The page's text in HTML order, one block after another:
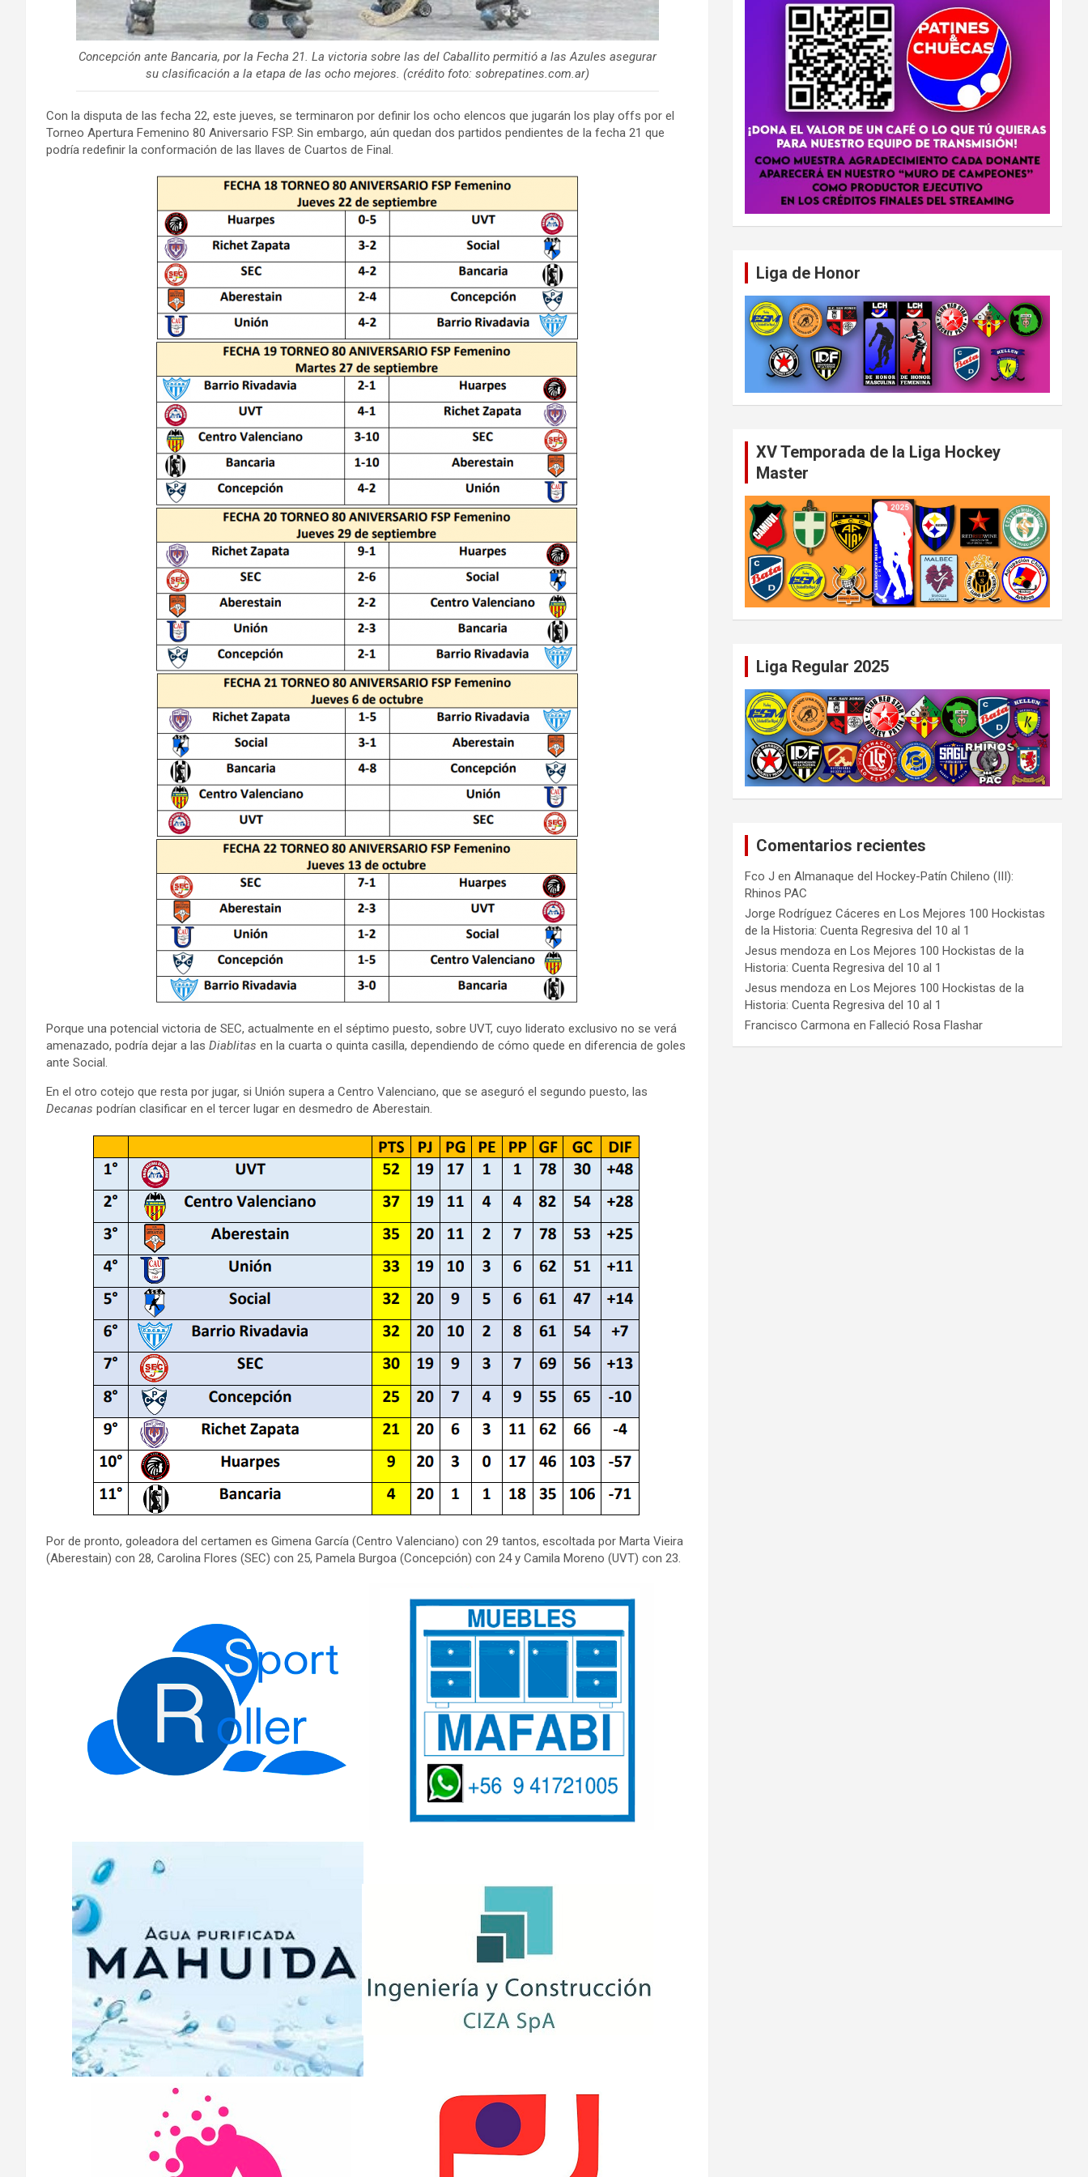
Concepción ante Bancaria, por la Fecha 21. La victoria sobre las del Caballito permitió a las Azules asegurar
su clasificación a la etapa de las ocho mejores. (crédito foto: sobrepatines.com.ar)
Con la disputa de las fecha 22, este jueves, se terminaron por definir los ocho elencos que jugarán los play offs por el
Torneo Apertura Femenino 80 Aniversario FSP. Sin embargo, aún quedan dos partidos pendientes de la fecha 21 que
podría redefinir la conformación de las llaves de Cuartos de Final.
Porque una potencial victoria de SEC, actualmente en el séptimo puesto, sobre UVT, cuyo liderato exclusivo no se verá
amenazado, podría dejar a las Diablitas en la cuarta o quinta casilla, dependiendo de cómo quede en diferencia de goles
ante Social.
En el otro cotejo que resta por jugar, si Unión supera a Centro Valenciano, que se aseguró el segundo puesto, las
Decanas podrían clasificar en el tercer lugar en desmedro de Aberestain.
Por de pronto, goleadora del certamen es Gimena García (Centro Valenciano) con 29 tantos, escoltada por Marta Vieira
(Aberestain) con 28, Carolina Flores (SEC) con 25, Pamela Burgoa (Concepción) con 24 y Camila Moreno (UVT) con 23.
Liga de Honor
XV Temporada de la Liga Hockey
Master
Liga Regular 2025
Comentarios recientes
Fco J enAlmanaque del Hockey-Patín Chileno (III):
Rhinos PAC
Jorge Rodríguez Cáceres enLos Mejores 100 Hockistas
de la Historia: Cuenta Regresiva del 10 al 1
Jesus mendoza enLos Mejores 100 Hockistas de la
Historia: Cuenta Regresiva del 10 al 1
Jesus mendoza enLos Mejores 100 Hockistas de la
Historia: Cuenta Regresiva del 10 al 1
Francisco Carmona enFalleció Rosa Flashar